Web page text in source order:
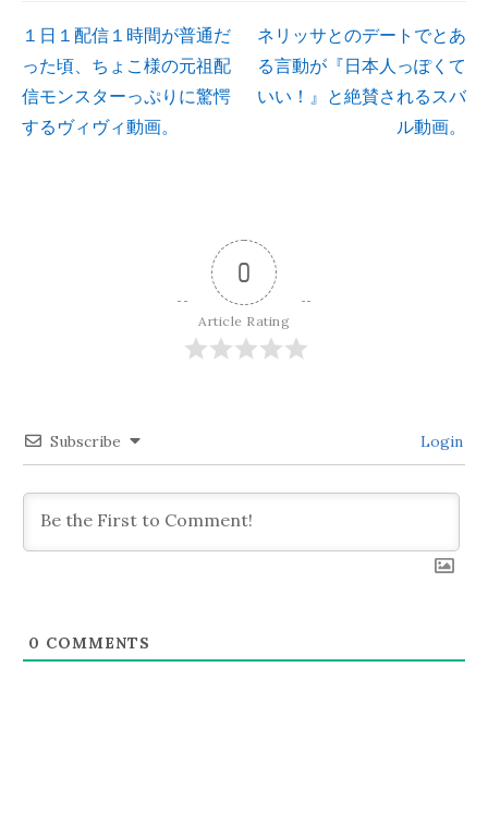
投
稿
ョ
ン
１日１配信１時間が普通だ
った頃、ちょこ様の元祖配
信モンスターっぷりに驚愕
するヴィヴィ動画。
ネリッサとのデートでとあ
る言動が『日本人っぽくて
いい！』と絶賛されるスバ
ル動画。
0
Article Rating
Subscribe Login
0 COMMENTS